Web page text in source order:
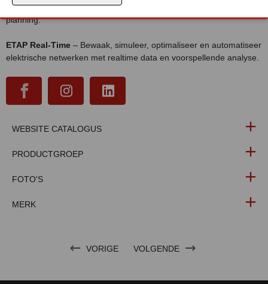
hoog- en laagspanningsnetwerken voor een veilige en efficiënte
planning.
ETAP Real-Time – Bewaak, simuleer, optimaliseer en automatiseer
elektrische netwerken met realtime data en voorspellende analyse.
WEBSITE CATALOGUS
PRODUCTGROEP
FOTO'S
MERK
VORIGE VOLGENDE